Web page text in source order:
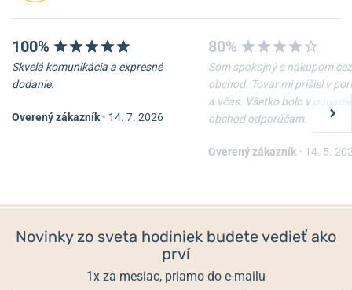
Naťahovač Wolf Cub 461103
Naťahovač Designhütte
100%
Skvelá komunikácia a expresné
dodanie.
Overený zákazník • 14. 7. 2026
80%
Som spokojný s nákupom cez
obchod. Tovar mi prišiel v
a včas. Všetko bolo v
obchod odporúčam.
Overený zákazník • 14. 5.
Novinky zo sveta hodiniek budete vedieť ako
prví
1x za mesiac, priamo do e-mailu